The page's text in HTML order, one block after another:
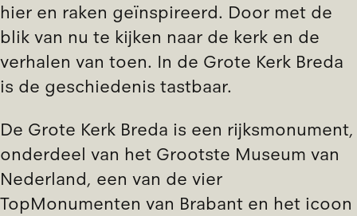
hier en raken geïnspireerd. Door met de
blik van nu te kijken naar de kerk en de
verhalen van toen. In de Grote Kerk Breda
is de geschiedenis tastbaar.
De Grote Kerk Breda is een rijksmonument,
onderdeel van het Grootste Museum van
Nederland, een van de vier
TopMonumenten van Brabant en het icoon